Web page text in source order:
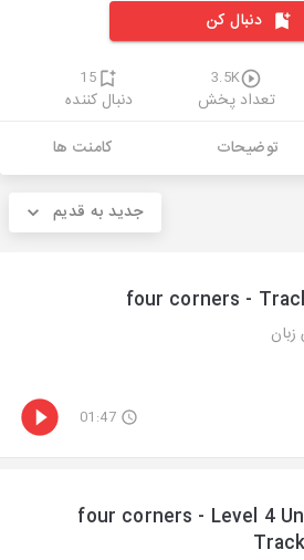
دنبال کن
3.5K
تعداد پخش
15
دنبال کننده
توضیحات کامنت ها
جدید به قدیم
four corners -
01:47
four corners - Level 4